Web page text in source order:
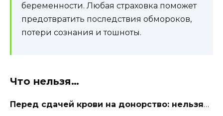
беременности. Любая страховка поможет
предотвратить последствия обмороков,
потери сознания и тошноты.
Что нельзя…
Перед сдачей крови на донорство: нельзя…